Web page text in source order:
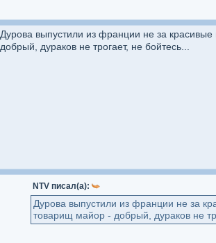
Дурова выпустили из франции не за
добрый, дураков не трогает, не бойтесь...
NTV писал(а):
Дурова выпустили из франции не за
товарищ майор - добрый, дураков не